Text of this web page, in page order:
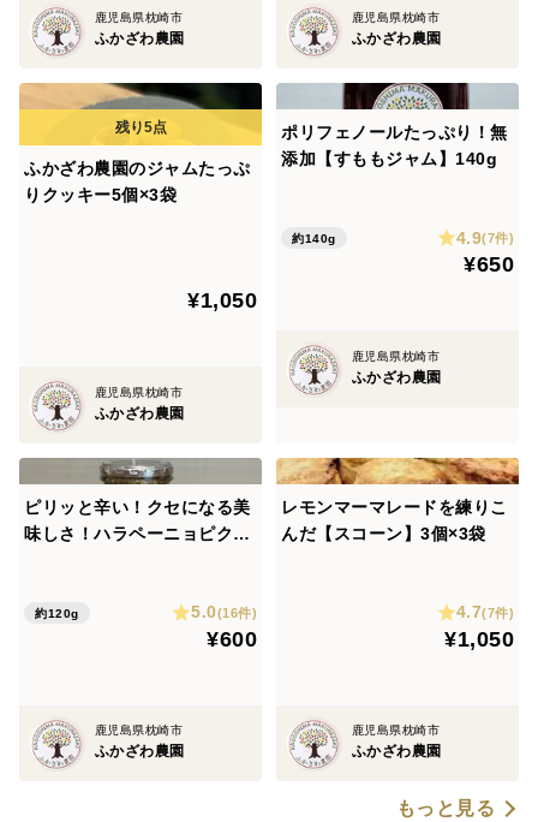
鹿児島県枕崎市
ふかざわ農園
鹿児島県枕崎市
ふかざわ農園
ふかざわ農園のジャムたっぷ
りクッキー5個×3袋
¥1,050
鹿児島県枕崎市
ふかざわ農園
ポリフェノールたっぷり！無
添加【すももジャム】140g
約140g 4.9(7件)
¥650
鹿児島県枕崎市
ふかざわ農園
ピリッと辛い！クセになる美
味しさ！ハラペーニョピクル
約120g 5.0(16件)
¥600
鹿児島県枕崎市
ふかざわ農園
レモンマーマレードを練りこ
んだ【スコーン】3個×3袋
4.7(7件)
¥1,050
鹿児島県枕崎市
ふかざわ農園
もっと見る